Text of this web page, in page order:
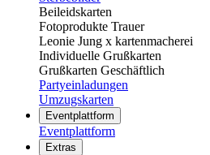
Beileidskarten
Fotoprodukte Trauer
Leonie Jung x kartenmacherei
Individuelle Grußkarten
Grußkarten Geschäftlich
Partyeinladungen
Umzugskarten
Eventplattform
Eventplattform
Extras